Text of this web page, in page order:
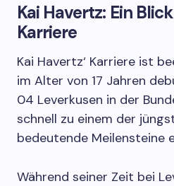
Kai Havertz: Ein
Karriere
Kai Havertz‘ Karriere ist
im Alter von 17 Jahren
04 Leverkusen in der
schnell zu einem der
bedeutende Meilensteine
Während seiner Zeit bei